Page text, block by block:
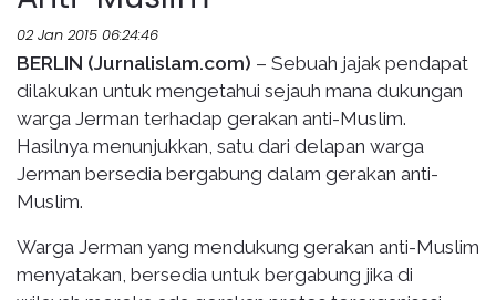
02 Jan 2015 06:24:46
BERLIN (Jurnalislam.com) – Sebuah jajak pendapat
dilakukan untuk mengetahui sejauh mana dukungan
warga Jerman terhadap gerakan anti-Muslim.
Hasilnya menunjukkan, satu dari delapan warga
Jerman bersedia bergabung dalam gerakan anti-
Muslim.
Warga Jerman yang mendukung gerakan anti-Muslim
menyatakan, bersedia untuk bergabung jika di